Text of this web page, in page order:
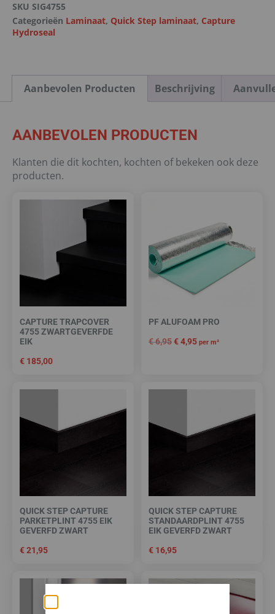
SKU SIG4755
Categorieën Laminaat, Quick Step laminaat, Capture
Hydroseal
Aanbevolen Producten Beschrijving
AANBEVOLEN PRODUCTEN
Klanten die dit kochten, kochten of bekeken ook deze
producten.
CAPTURE TRAPCOVER
4755 ZWARTGEVERFDE
EIK
€ 185,00
PF ALUFOAM PRO
€6,95€4,95 per m²
QUICK STEP CAPTURE
PARKETPLINT 4755 EIK
GEVERFD ZWART
€21,95
QUICK STEP CAPTURE
STANDAARDPLINT 4755
EIK GEVERFD ZWART
€ 16,95